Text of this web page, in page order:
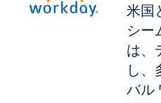
米国
シー
は、
し、
バル